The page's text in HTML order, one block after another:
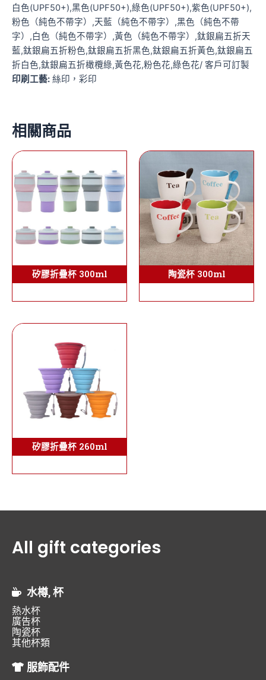
白色(UPF50+),黑色(UPF50+),綠色(UPF50+),紫色(UPF50+),
粉色（純色不帶字）,天藍（純色不帶字）,黑色（純色不帶
字）,白色（純色不帶字）,黃色（純色不帶字）,鈦銀扁五折天
藍,鈦銀扁五折粉色,鈦銀扁五折黑色,鈦銀扁五折黃色,鈦銀扁五
折白色,鈦銀扁五折橄欖綠,黃色花,粉色花,綠色花/ 客戶可訂製
印刷工藝: 絲印，彩印
相關商品
矽膠折疊杯 300ml 陶瓷杯 300ml
矽膠折疊杯 260ml
All gift categories
水樽, 杯
熱水杯
廣告杯
陶瓷杯
其他杯類
服飾配件